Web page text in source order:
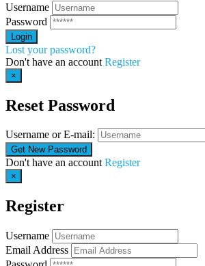
Username
Password
Lost your password?
Don't have an account Register
×
Reset Password
Username or E-mail:
Don't have an accountRegister
×
Register
Username
Email Address